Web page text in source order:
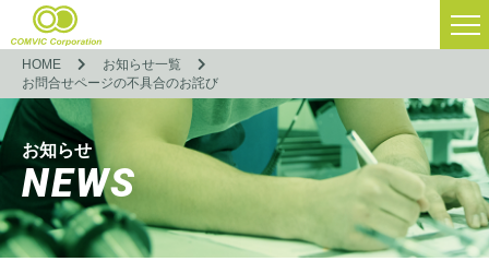
HOME
お知らせ一覧
お問合せページの不具合のお詫び
お知らせ
NEWS